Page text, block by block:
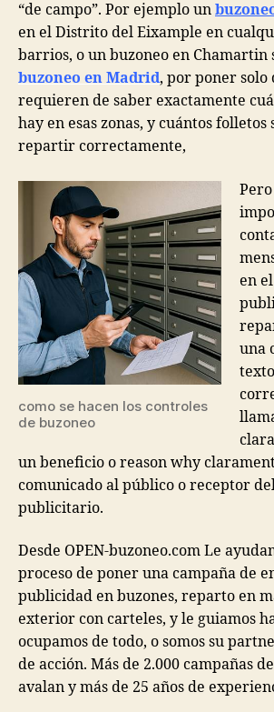
“de campo”. Por ejemplo un
en el Distrito del Eixample en
barrios, o un buzoneo en Chamartin
buzoneo en Madrid, por poner solo
requieren de saber exactamente
hay en esas zonas, y cuántos folletos
repartir correctamente,
como se hacen los controles
de buzoneo
en
una
un beneficio o reason why
comunicado al público o receptor
publicitario.
Desde OPEN-buzoneo.com Le
proceso de poner una campaña de
publicidad en buzones, reparto en
exterior con carteles, y le guiamos
ocupamos de todo, o somos su
de acción. Más de 2.000 campañas
avalan y más de 25 años de